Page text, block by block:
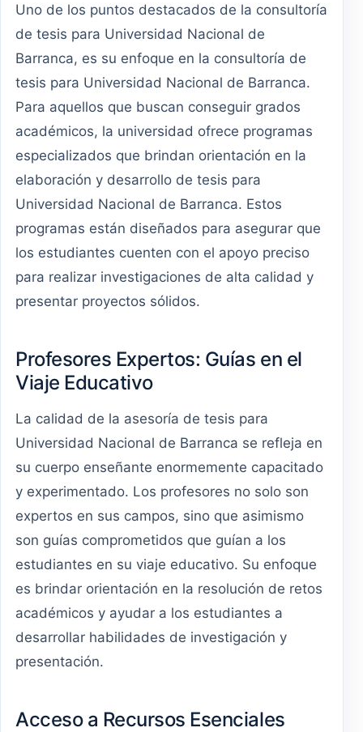
Uno de los puntos destacados de la consultoría
de tesis para Universidad Nacional de
Barranca, es su enfoque en la consultoría de
tesis para Universidad Nacional de Barranca.
Para aquellos que buscan conseguir grados
académicos, la universidad ofrece programas
especializados que brindan orientación en la
elaboración y desarrollo de tesis para
Universidad Nacional de Barranca. Estos
programas están diseñados para asegurar que
los estudiantes cuenten con el apoyo preciso
para realizar investigaciones de alta calidad y
presentar proyectos sólidos.
Profesores Expertos: Guías en el
Viaje Educativo
La calidad de la asesoría de tesis para
Universidad Nacional de Barranca se refleja en
su cuerpo enseñante enormemente capacitado
y experimentado. Los profesores no solo son
expertos en sus campos, sino que asimismo
son guías comprometidos que guían a los
estudiantes en su viaje educativo. Su enfoque
es brindar orientación en la resolución de retos
académicos y ayudar a los estudiantes a
desarrollar habilidades de investigación y
presentación.
Acceso a Recursos Esenciales